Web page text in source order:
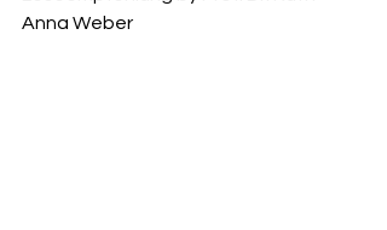
Anna Weber